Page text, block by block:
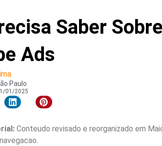
Saber Sobre
Ads
Paulo
01/2025
Conteudo revisado e reorganizado em